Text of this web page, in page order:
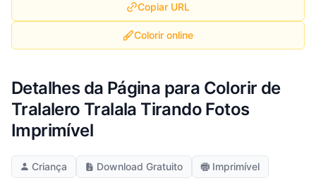
Copiar URL
Colorir online
Detalhes da Página para Colorir de
Tralalero Tralala Tirando Fotos
Imprimível
Criança Download Gratuito Imprimível